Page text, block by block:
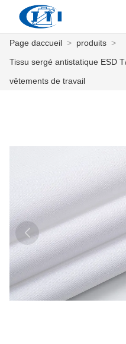
PERSONNALISATION
À PROPOS DE NOUS
NOUVELLES
INDUSTRIE
CONTACTEZ NOUS
VIDÉOS
العربية česky
Page daccueil > produits >
Tissu sergé antistatique ESD
vêtements de travail